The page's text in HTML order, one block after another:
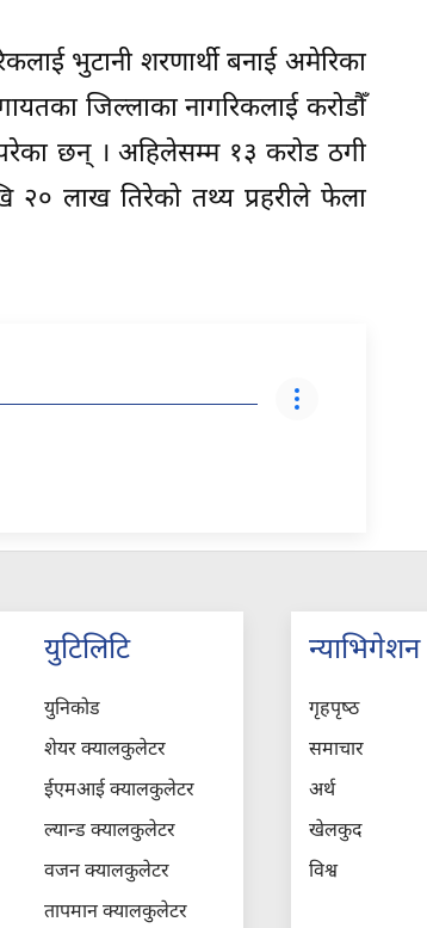
भुटानी शरणार्थी बनाई अमेरिका
जिल्लाका नागरिकलाई करोडौँ
छन् । अहिलेसम्म १३ करोड ठगी
२० लाख तिरेको तथ्य प्रहरीले फेला
युटिलिटि
युनिकोड
शेयर क्यालकुलेटर
ईएमआई क्यालकुलेटर
ल्यान्ड क्यालकुलेटर
वजन क्यालकुलेटर
तापमान क्यालकुलेटर
न्याभिगेशन
गृहपृष्‍ठ
समाचार
अर्थ
खेलकुद
विश्व